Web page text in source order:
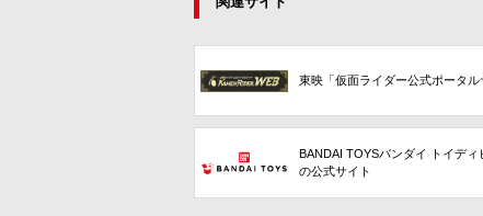
東映「仮面ライダー公式ポータル
BANDAI TOYSバンダイ トイディ
の公式サイト